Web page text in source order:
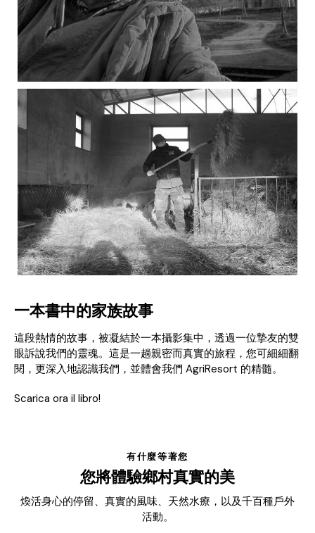
一本書中的家族故事
這段熱情的故事，被凝結於一本攝影集中，透過一位摯友的雙
眼訴說我們的靈魂。這是一趟親密而真實的旅程，您可細細翻
閱，更深入地認識我們，並體會我們 AgriResort 的精髓。
Scarica ora il libro!
有什麼等著您
您將體驗鄉村真實的美
煥活身心的停留、真實的風味、天然水療，以及千百種戶外
活動。